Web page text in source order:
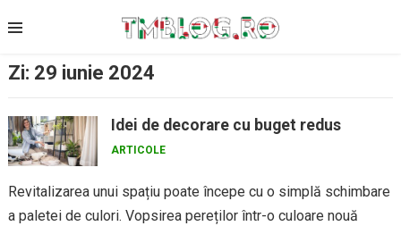
to
Zi: 29 iunie 2024
Idei de decorare cu buget redus
ARTICOLE
Revitalizarea unui spațiu poate începe cu o simplă schimbare
a paletei de culori. Vopsirea pereților într-o culoare nouă